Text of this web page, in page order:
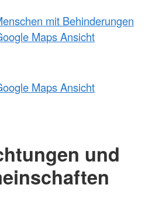
mit Behinderungen
Maps Ansicht
Maps Ansicht
und